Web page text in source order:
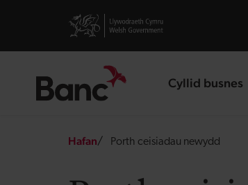
Visit gov.wales website
Cyllid busnes
landing page
Breadcrumb
Hafan Porth ceisiadau newydd